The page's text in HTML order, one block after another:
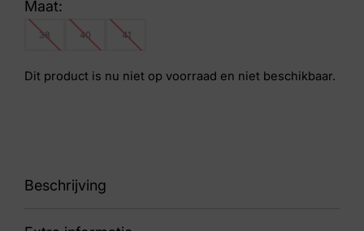
Maat:
38 40 41
Dit product is nu niet op voorraad en niet beschikbaar.
Beschrijving